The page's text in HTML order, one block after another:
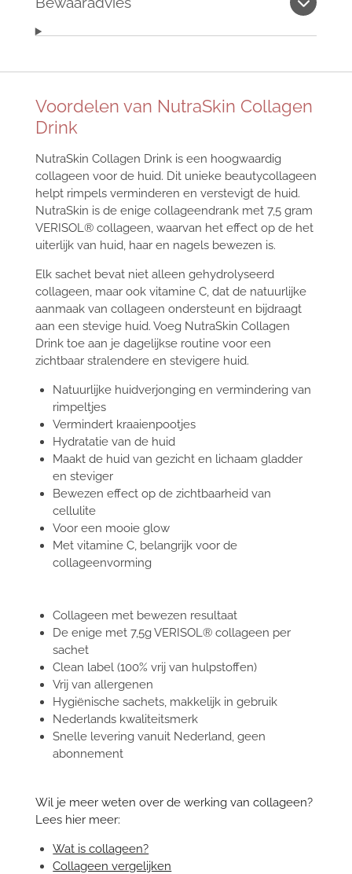
Voordelen van NutraSkin Collagen
Drink
NutraSkin Collagen Drink is een hoogwaardig
collageen voor de huid. Dit unieke beautycollageen
helpt rimpels verminderen en verstevigt de huid.
NutraSkin is de enige collageendrank met 7,5 gram
VERISOL® collageen, waarvan het effect op de het
uiterlijk van huid, haar en nagels bewezen is.
Elk sachet bevat niet alleen gehydrolyseerd
collageen, maar ook vitamine C, dat de natuurlijke
aanmaak van collageen ondersteunt en bijdraagt
aan een stevige huid. Voeg NutraSkin Collagen
Drink toe aan je dagelijkse routine voor een
zichtbaar stralendere en stevigere huid.
Natuurlijke huidverjonging en vermindering van
rimpeltjes
Vermindert kraaienpootjes
Hydratatie van de huid
Maakt de huid van gezicht en lichaam gladder
en steviger
Bewezen effect op de zichtbaarheid van
cellulite
Voor een mooie glow
Met vitamine C, belangrijk voor de
collageenvorming
Collageen met bewezen resultaat
De enige met 7,5g VERISOL® collageen per
sachet
Clean label (100% vrij van hulpstoffen)
Vrij van allergenen
Hygiënische sachets, makkelijk in gebruik
Nederlands kwaliteitsmerk
Snelle levering vanuit Nederland, geen
abonnement
Wil je meer weten over de werking van collageen?
Lees hier meer:
Wat is collageen?
Collageen vergelijken